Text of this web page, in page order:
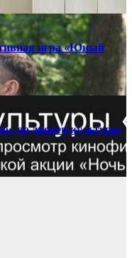
игра «Юный
во дворец культуры